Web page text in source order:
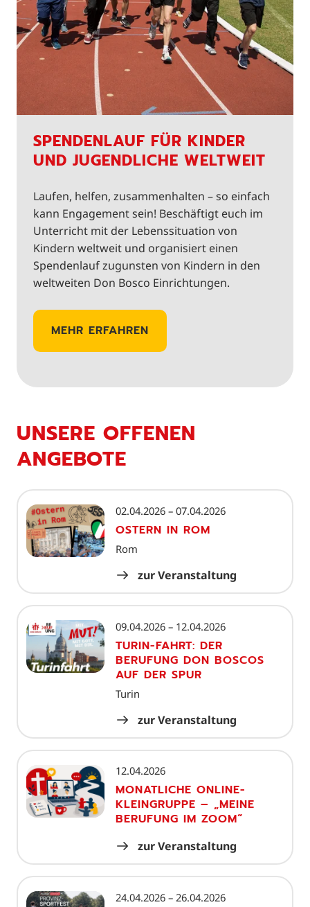
SPENDENLAUF FÜR KINDER
UND JUGENDLICHE WELTWEIT
Laufen, helfen, zusammenhalten – so einfach
kann Engagement sein! Beschäftigt euch im
Unterricht mit der Lebenssituation von
Kindern weltweit und organisiert einen
Spendenlauf zugunsten von Kindern in den
weltweiten Don Bosco Einrichtungen.
MEHR ERFAHREN
UNSERE OFFENEN
ANGEBOTE
02.04.2026 – 07.04.2026
OSTERN IN ROM
Rom
zur Veranstaltung
09.04.2026 – 12.04.2026
TURIN-FAHRT: DER
BERUFUNG DON BOSCOS
AUF DER SPUR
Turin
zur Veranstaltung
12.04.2026
MONATLICHE ONLINE-
KLEINGRUPPE – „MEINE
BERUFUNG IM ZOOM“
zur Veranstaltung
24.04.2026 – 26.04.2026